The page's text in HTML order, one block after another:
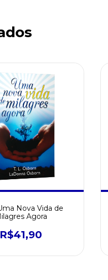
Nova Vida de
Agora
R$41,90